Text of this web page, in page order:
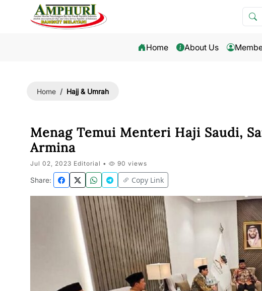
Home About Us
Home Hajj & Umrah
Menag Temui Menteri Haji Saudi,
Armina
Jul 02, 2023 Editorial • 90 views
Share: Copy Link